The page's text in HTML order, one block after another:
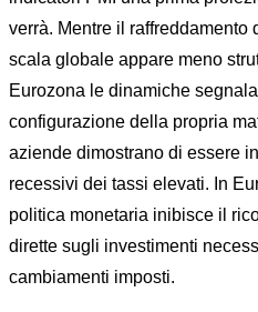
verrà. Mentre il raffreddamento
scala globale appare meno
Eurozona le dinamiche
configurazione della propria
aziende dimostrano di essere
recessivi dei tassi elevati. In
politica monetaria inibisce il
dirette sugli investimenti
cambiamenti imposti.